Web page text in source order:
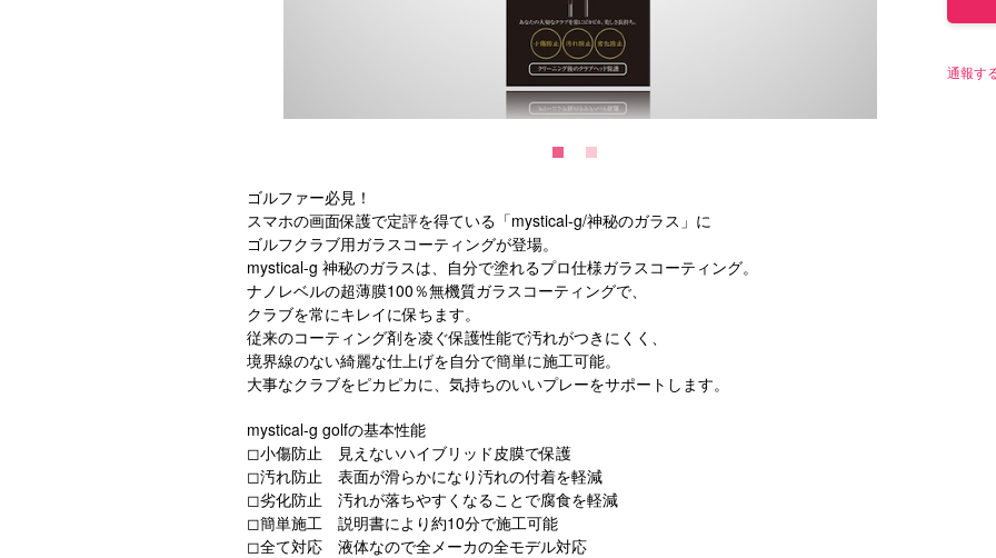
ゴルファー必見！
スマホの画面保護で定評を得ている「mystical-g/神秘のガラス」に
ゴルフクラブ用ガラスコーティングが登場。
mystical-g 神秘のガラスは、自分で塗れるプロ仕様ガラスコーティング。
ナノレベルの超薄膜100％無機質ガラスコーティングで、
クラブを常にキレイに保ちます。
従来のコーティング剤を凌ぐ保護性能で汚れがつきにくく、
境界線のない綺麗な仕上げを自分で簡単に施工可能。
大事なクラブをピカピカに、気持ちのいいプレーをサポートします。
mystical-g golfの基本性能
◻︎小傷防止 見えないハイブリッド皮膜で保護
◻︎汚れ防止 表面が滑らかになり汚れの付着を軽減
◻︎劣化防止 汚れが落ちやすくなることで腐食を軽減
◻︎簡単施工 説明書により約10分で施工可能
◻︎全て対応 液体なので全メーカの全モデル対応
通報す